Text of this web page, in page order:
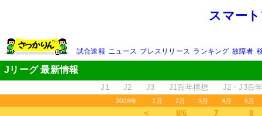
スマー
試合速報 ニュース プレスリリース ランキング 故障者
Jリーグ 最新情報
J1 J2 J3 J1百年構想 J2・J3百
2026年 1月 2月 3月 4月 5月
＜ 8/6 7 8